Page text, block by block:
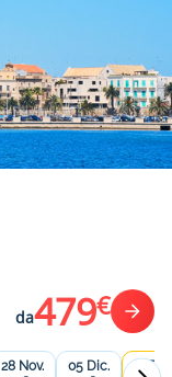
da479€
28 Nov.
05 Dic.
12 Dic.